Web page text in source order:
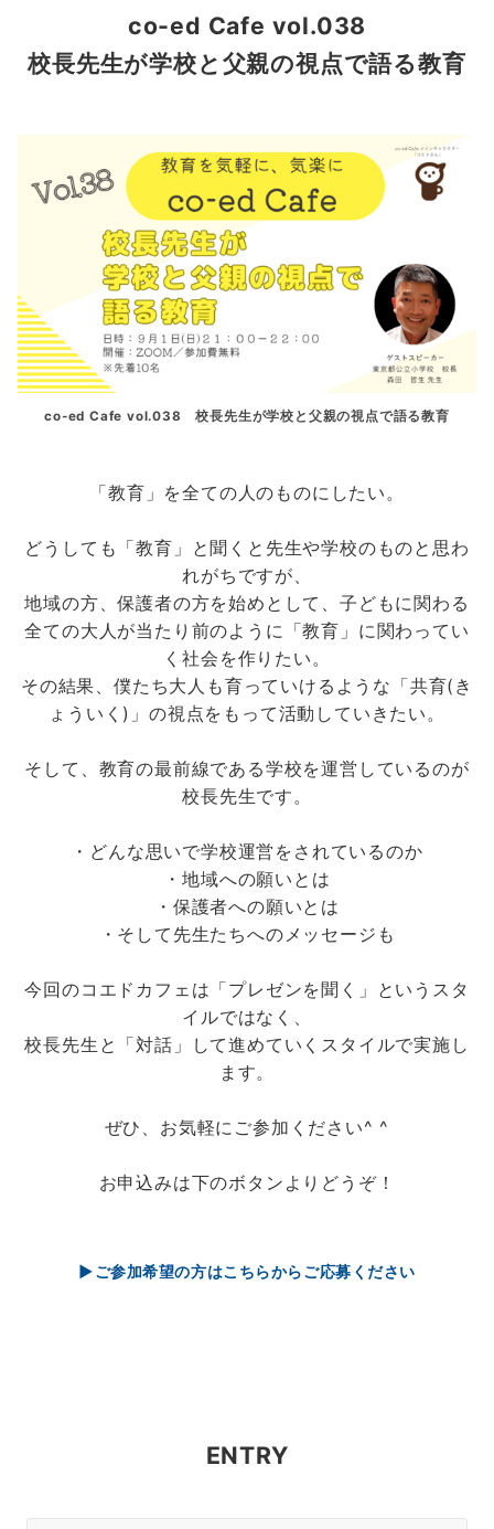
co-ed Cafe vol.038
校長先生が学校と父親の視点で語る教育
co-ed Cafe vol.038 校長先生が学校と父親の視点で語る教育
「教育」を全ての人のものにしたい。
どうしても「教育」と聞くと先生や学校のものと思わ
れがちですが、
地域の方、保護者の方を始めとして、子どもに関わる
全ての大人が当たり前のように「教育」に関わってい
く社会を作りたい。
その結果、僕たち大人も育っていけるような「共育(き
ょういく)」の視点をもって活動していきたい。
そして、教育の最前線である学校を運営しているのが
校長先生です。
・どんな思いで学校運営をされているのか
・地域への願いとは
・保護者への願いとは
・そして先生たちへのメッセージも
今回のコエドカフェは「プレゼンを聞く」というスタ
イルではなく、
校長先生と「対話」して進めていくスタイルで実施し
ます。
ぜひ、お気軽にご参加ください^ ^
お申込みは下のボタンよりどうぞ！
▶ご参加希望の方はこちらからご応募ください
ENTRY